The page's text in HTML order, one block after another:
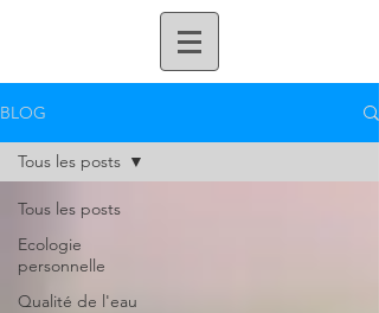
BLOG
Tous les posts
Ecologie
personnelle
Qualité de l'eau
Tous les posts